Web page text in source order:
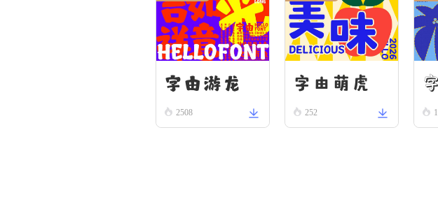
字由游龙
2508
字由萌虎
252